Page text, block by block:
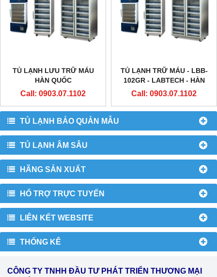
TỦ LẠNH BẢO QUẢN MẪU
TỦ LẠNH ÂM SÂU
HÃNG SẢN XUẤT
HỔ TRỢ TRỰC TUYẾN
LIÊN KẾT WEBSITE
THỐNG KÊ
TỦ LẠNH LƯU TRỮ MÁU
HÀN QUỐC
Call: 0903.07.1102
TỦ LẠNH TRỮ MÁU - LBB-
102GR - LABTECH - HÀN
QUỐC
Call: 0903.07.1102
CÔNG TY TNHH ĐẦU TƯ PHÁT TRIỂN THƯƠNG MẠI